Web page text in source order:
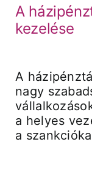
A
kezelése
A
nagy
a helyes
a